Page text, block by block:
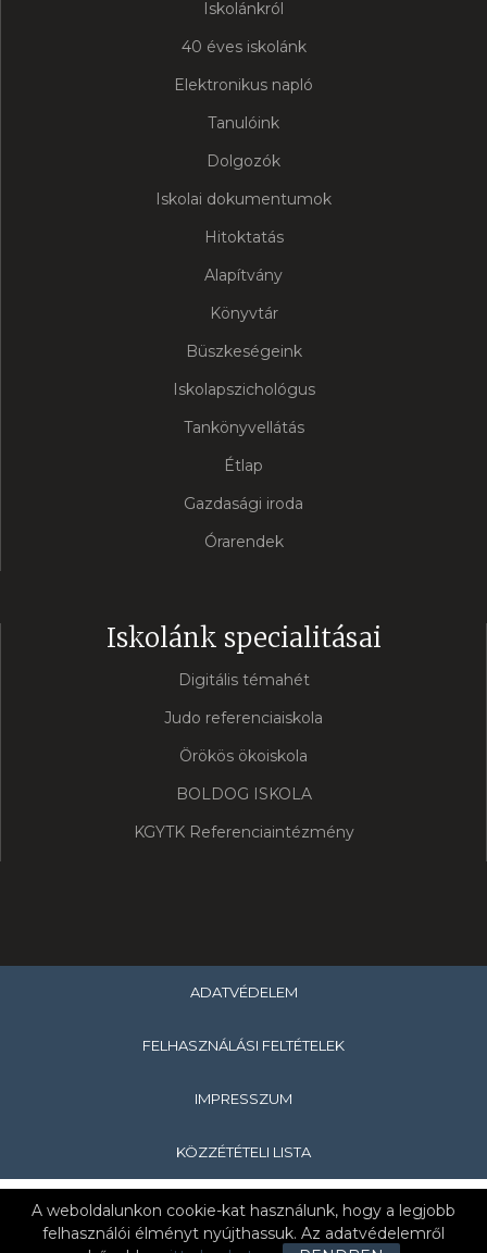
A weboldalunkon cookie-kat használunk, hogy a legjobb
felhasználói élményt nyújthassuk. Az adatvédelemről
Iskolánkról
40 éves iskolánk
Elektronikus napló
Tanulóink
Dolgozók
Iskolai dokumentumok
Hitoktatás
Alapítvány
Könyvtár
Büszkeségeink
Iskolapszichológus
Tankönyvellátás
Étlap
Gazdasági iroda
Órarendek
Iskolánk specialitásai
Digitális témahét
Judo referenciaiskola
Örökös ökoiskola
BOLDOG ISKOLA
KGYTK Referenciaintézmény
ADATVÉDELEM
FELHASZNÁLÁSI FELTÉTELEK
IMPRESSZUM
KÖZZÉTÉTELI LISTA
Copyright © 2019 Hevesi Sándor Általános Iskola & Nagykanizsa
Tankerületi Központ